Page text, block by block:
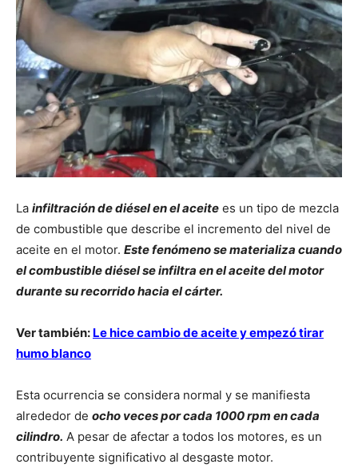
La infiltración de diésel en el aceite es un tipo de mezcla
de combustible que describe el incremento del nivel de
aceite en el motor. Este fenómeno se materializa cuando
el combustible diésel se infiltra en el aceite del motor
durante su recorrido hacia el cárter.
Ver también: Le hice cambio de aceite y empezó tirar
humo blanco
Esta ocurrencia se considera normal y se manifiesta
alrededor de ocho veces por cada 1000 rpm en cada
cilindro. A pesar de afectar a todos los motores, es un
contribuyente significativo al desgaste motor.